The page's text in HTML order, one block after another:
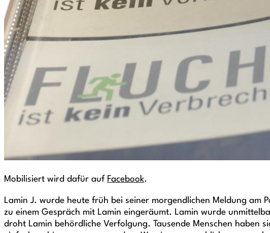
Mobilisiert wird dafür auf Facebook.
Lamin J. wurde heute früh bei seiner morgendlichen Meldung am
zu einem Gespräch mit Lamin eingeräumt. Lamin wurde
droht Lamin behördliche Verfolgung. Tausende Menschen haben